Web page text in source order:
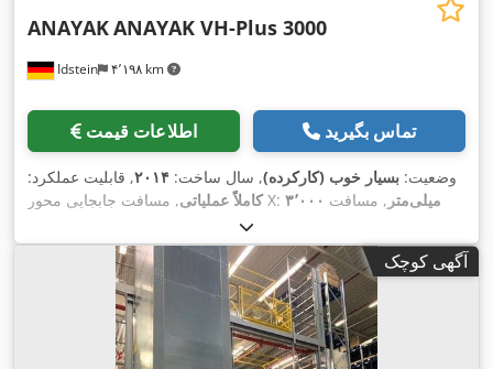
Idstein ۴٬۱۹۸ km
ANAYAKANAYAK VH-Plus 3000
اطلاعات قیمت تماس بگیرید
وضعیت: بسیار خوب (کارکرده), سال ساخت: ۲۰۱۴, قابلیت عملکرد:
کاملاً عملیاتی, مسافت جابجایی محور X: ۳٬۰۰۰ میلی‌متر , مسافت
میلی‌متر,
آگهی کوچک